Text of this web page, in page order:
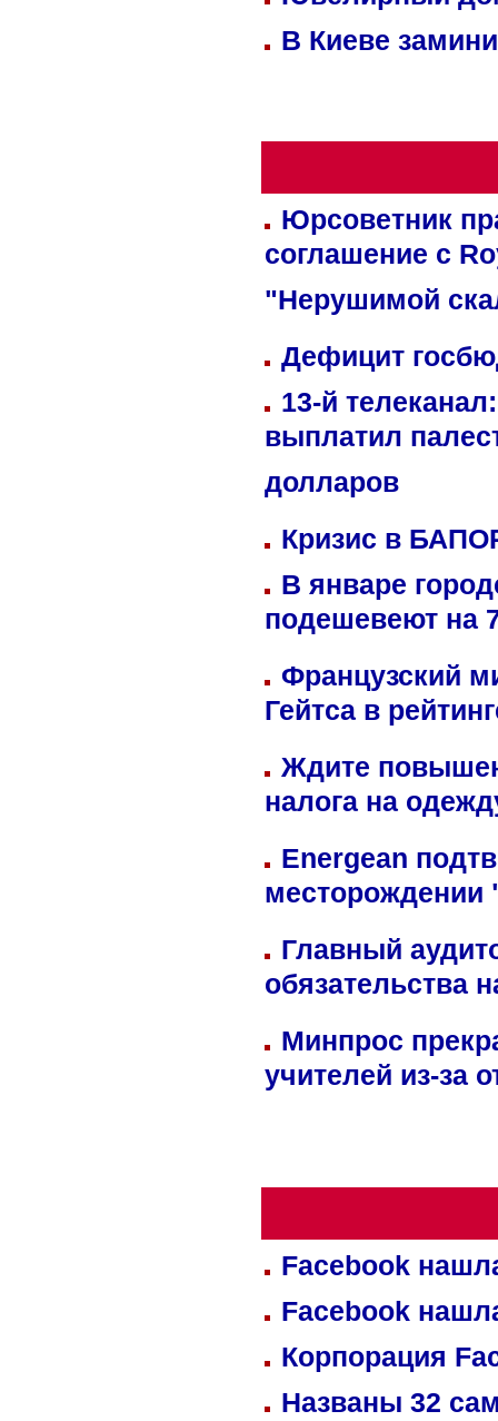
В Киеве
Юрсоветник
соглашение с
"Нерушимой
Дефицит
13-й
выплатил
долларов
Кризис в
В январе
подешевеют на
Французский
Гейтса в
Ждите
налога на
Energean
Главный
обязательства
Минпрос
учителей из-за
Facebook
Facebook
Корпорация
Названы 32